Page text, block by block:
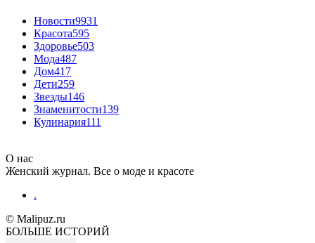
Новости9931
Красота595
Здоровье503
Мода487
Дом417
Дети259
Звезды146
Знаменитости139
Кулинария111
О нас
Женский журнал. Все о моде и красоте
.
© Malipuz.ru
БОЛЬШЕ ИСТОРИЙ